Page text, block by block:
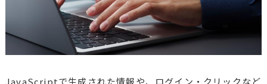
JavaScriptで生成された情報や、ログイン・クリックなど